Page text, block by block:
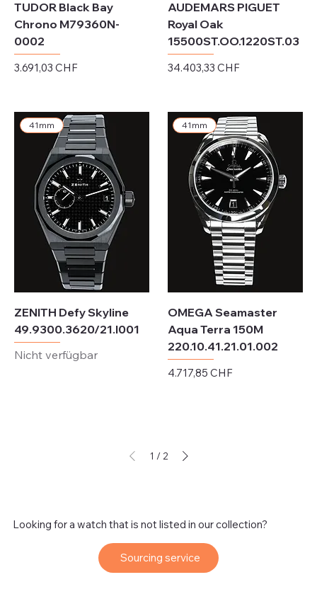
Looking for a watch that is not listed in our collection?
Sourcing service
TUDOR Black Bay
Chrono M79360N-
0002
Preis
3.691,03 CHF
AUDEMARS PIGUET
Royal Oak
15500ST.OO.1220ST.03
Preis
34.403,33 CHF
41mm
ZENITH Defy Skyline
49.9300.3620/21.I001
Nicht verfügbar
41mm
OMEGA Seamaster
Aqua Terra 150M
220.10.41.21.01.002
Preis
4.717,85 CHF
1 / 2